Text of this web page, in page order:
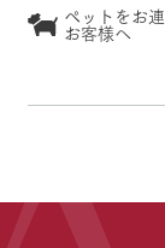
ペットをお
お客様へ